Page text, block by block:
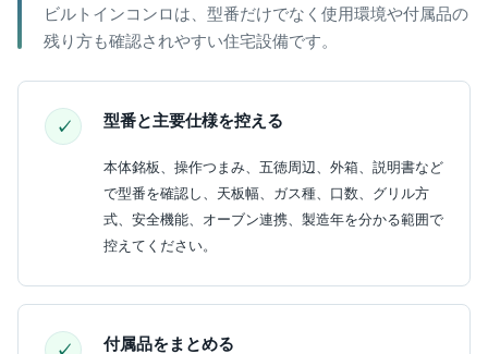
ビルトインコンロは、型番だけでなく使用環境や付属品の
残り方も確認されやすい住宅設備です。
型番と主要仕様を控える
本体銘板、操作つまみ、五徳周辺、外箱、説明書など
で型番を確認し、天板幅、ガス種、口数、グリル方
式、安全機能、オーブン連携、製造年を分かる範囲で
控えてください。
付属品をまとめる